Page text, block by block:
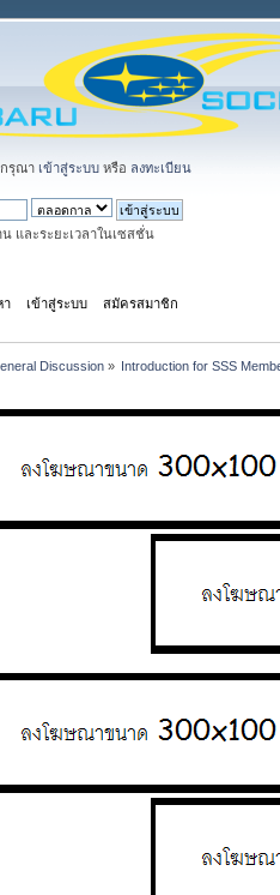
กรุณา เข้าสู่ระบบ หรือ ลงทะเบียน
และระยะเวลาในเซสชั่น
า เข้าสู่ระบบ สมัครสมาชิก
Discussion» Introduction for SSS